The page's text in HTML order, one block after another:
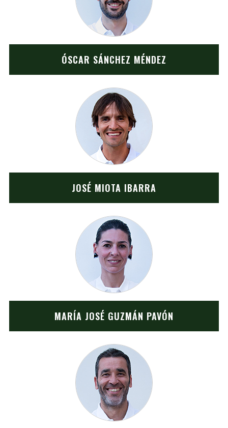
ÓSCAR SÁNCHEZ MÉNDEZ
JOSÉ MIOTA IBARRA
MARÍA JOSÉ GUZMÁN PAVÓN